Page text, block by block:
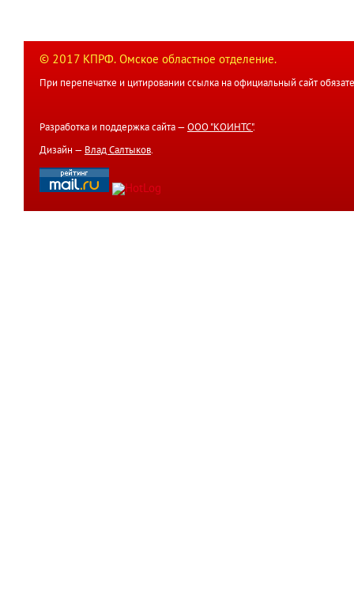
© 2017 КПРФ. Омское областное отделение.
При перепечатке и цитировании ссылка на официальный сайт
Разработка и поддержка сайта — ООО "КОИНТС".
Дизайн — Влад Салтыков.